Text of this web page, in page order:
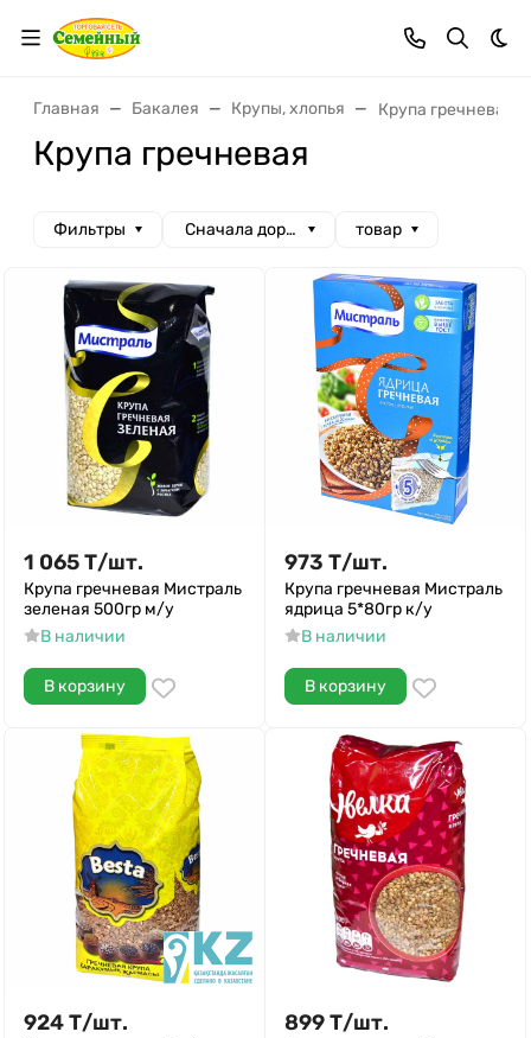
Главная Бакалея Крупы, хлопья Крупа гречневая
Крупа гречневая
Фильтры Сначала дорогие товар
1 065Т/шт.
Крупа гречневая Мистраль
зеленая 500гр м/у
В наличии
В корзину
973 Т/шт.
Крупа гречневая Мистраль
ядрица 5*80гр к/у
В наличии
В корзину
924Т/шт. 899Т/шт.